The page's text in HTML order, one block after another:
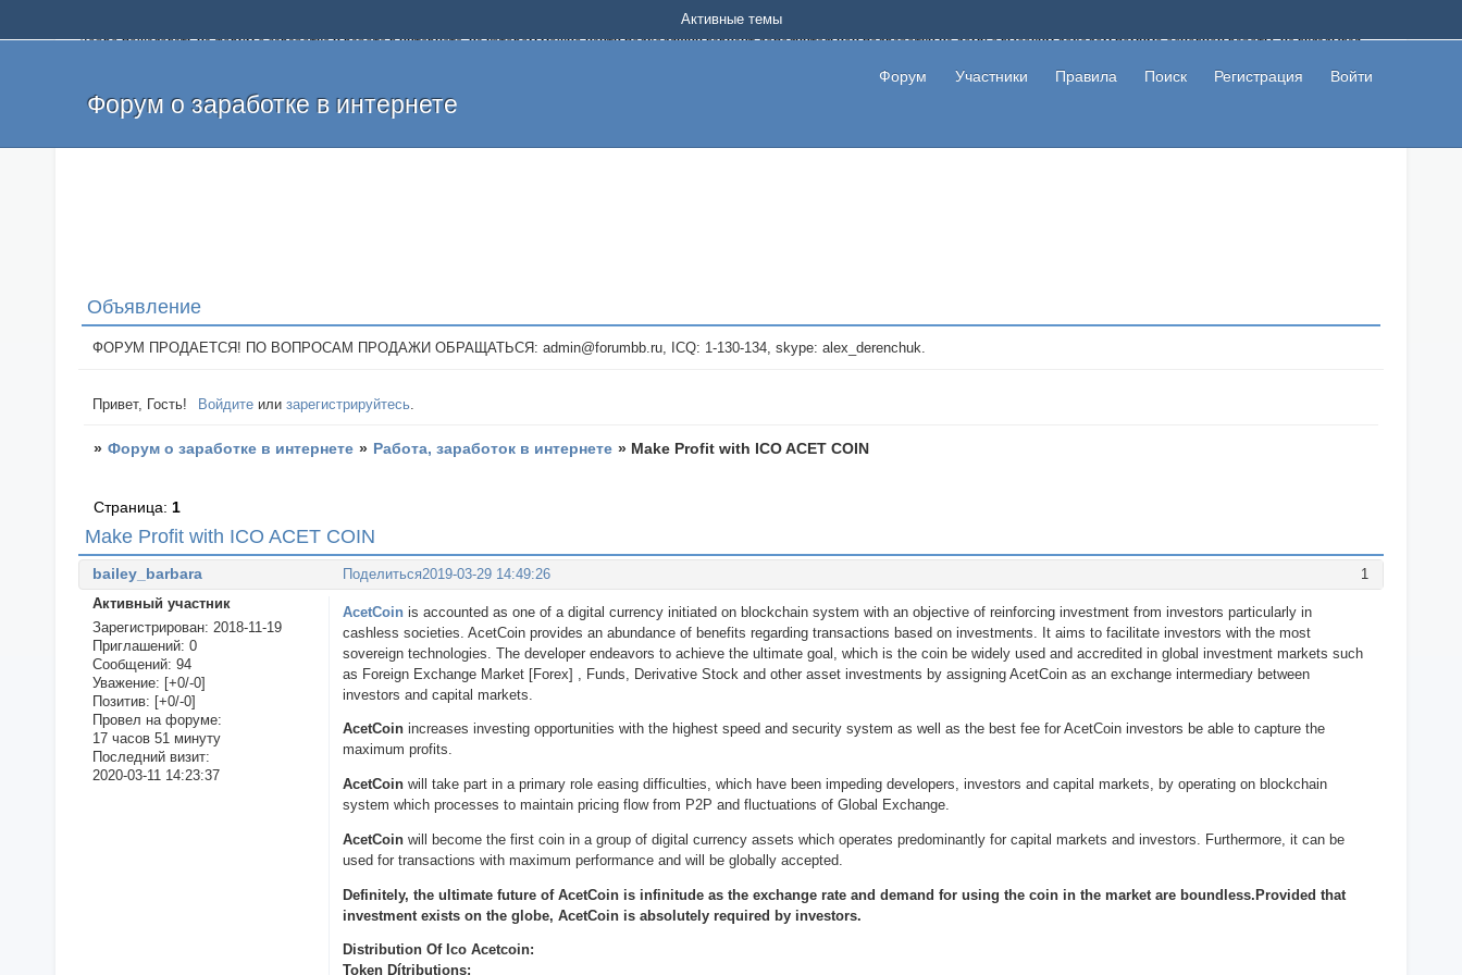
Добро пожаловать на форум о заработке и работе в интернете, на котором можно найти подходящий вариант дополнительной подработки на дому с высоким доходом помимо основной работы, не вкладывая
и оставлять свои отзывы. Если вы знаете, что определенный проект или сайт не платит, то указывайте в теме что это лохотрон, чтобы другие пользователи не попались на развод. Вы сможете начать зарабатывать
легкие деньги без вложений и регистрации уже сегодня. Создавайте новые темы, размещайте объявления со своими пригласительными ссылками и первая прибыль не заставит себя долго ждать.
Форум о заработке в интернете
Форум Участники Правила Поиск Регистрация Войти
Активные темы
Объявление
ФОРУМ ПРОДАЕТСЯ! ПО ВОПРОСАМ ПРОДАЖИ ОБРАЩАТЬСЯ: admin@forumbb.ru, ICQ: 1-130-134, skype: alex_derenchuk.
Привет, Гость! Войдите илизарегистрируйтесь.
» Форум о заработке в интернете » Работа, заработок в интернете » Make Profit with ICO ACET COIN
Make Profit with ICO ACET COIN
Страница: 1
Поделиться 1
2019-03-29 14:49:26
bailey_barbara
Активный участник
Зарегистрирован: 2018-11-19
Приглашений: 0
Сообщений: 94
Уважение: [+0/-0]
Позитив: [+0/-0]
Провел на форуме:
17 часов 51 минуту
Последний визит:
2020-03-11 14:23:37
AcetCoin is accounted as one of a digital currency initiated on blockchain system with an objective of reinforcing investment from investors particularly in
cashless societies. AcetCoin provides an abundance of benefits regarding transactions based on investments. It aims to facilitate investors with the most
sovereign technologies. The developer endeavors to achieve the ultimate goal, which is the coin be widely used and accredited in global investment markets such
as Foreign Exchange Market [Forex] , Funds, Derivative Stock and other asset investments by assigning AcetCoin as an exchange intermediary between
investors and capital markets.
AcetCoin increases investing opportunities with the highest speed and security system as well as the best fee for AcetCoin investors be able to capture the
maximum profits.
AcetCoin will take part in a primary role easing difficulties, which have been impeding developers, investors and capital markets, by operating on blockchain
system which processes to maintain pricing flow from P2P and fluctuations of Global Exchange.
AcetCoinwill become the first coin in a group of digital currency assets which operates predominantly for capital markets and investors. Furthermore, it can be
used for transactions with maximum performance and will be globally accepted.
Definitely, the ultimate future of AcetCoin is infinitude as the exchange rate and demand for using the coin in the market are boundless.Provided that
investment exists on the globe, AcetCoin is absolutely required by investors.
Distribution Of Ico Acetcoin:
Token Dítributions: